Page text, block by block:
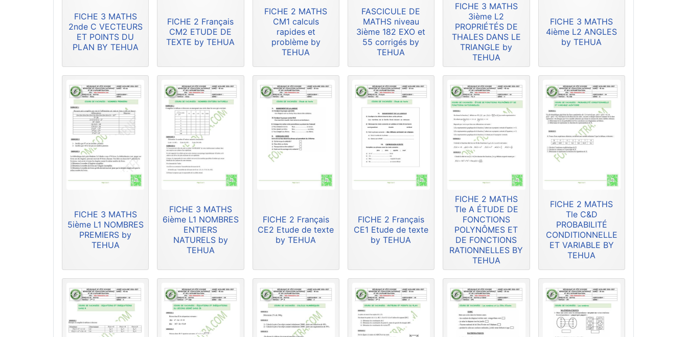
FICHE 3 MATHS
2nde C VECTEURS
ET POINTS DU
PLAN BY TEHUA
FICHE 2 Français
CM2 ETUDE DE
TEXTE by TEHUA
FICHE 2 MATHS
CM1 calculs
rapides et
problème by
TEHUA
FASCICULE DE
MATHS niveau
3ième 182 EXO et
55 corrigés by
TEHUA
FICHE 3 MATHS
3ième L2
PROPRIÉTÉS DE
THALES DANS LE
TRIANGLE by
TEHUA
FICHE 3 MATHS
4ième L2 ANGLES
by TEHUA
FICHE 3 MATHS
5ième L1 NOMBRES
PREMIERS by
TEHUA
FICHE 3 MATHS
6ième L1 NOMBRES
ENTIERS
NATURELS by
TEHUA
FICHE 2 Français
CE2 Etude de texte
by TEHUA
FICHE 2 Français
CE1 Etude de texte
by TEHUA
FICHE 2 MATHS
Tle A ÉTUDE DE
FONCTIONS
POLYNÔMES ET
DE FONCTIONS
RATIONNELLES BY
TEHUA
FICHE 2 MATHS
Tle C&D
PROBABILITÉ
CONDITIONNELLE
ET VARIABLE BY
TEHUA